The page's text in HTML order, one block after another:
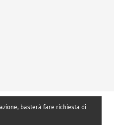
basterà fare richiesta di